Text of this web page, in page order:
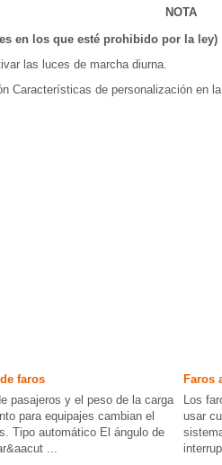
NOTA
en los que esté prohibido por la ley)
las luces de marcha diurna.
Características de personalización en
faros
pasajeros y el peso de la carga
para equipajes cambian el
Tipo automático El ángulo de
...
Faros
Los
usar